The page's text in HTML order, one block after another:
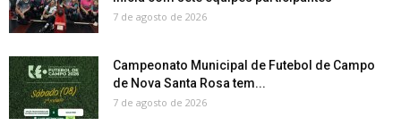
7 de agosto de 2026
Campeonato Municipal de Futebol de Campo
de Nova Santa Rosa tem...
7 de agosto de 2026